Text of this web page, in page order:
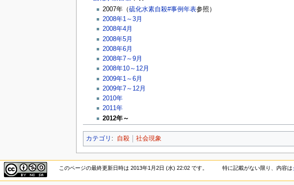
2007年（硫化水素自殺#事例年表参照）
2008年1～3月
2008年4月
2008年5月
2008年6月
2008年7～9月
2008年10～12月
2009年1～6月
2009年7～12月
2010年
2011年
2012年～
カテゴリ : 自殺 社会現象
このページの最終更新日時は 2013年1月2日 (水) 22:02 です。 特に記載がない限り、内容は